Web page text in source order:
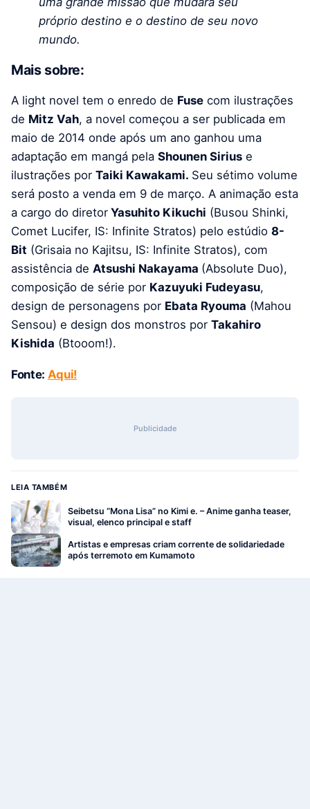
próprio destino e o destino de seu novo
mundo.
Mais sobre:
A light novel tem o enredo de Fuse com ilustrações
de Mitz Vah, a novel começou a ser publicada em
maio de 2014 onde após um ano ganhou uma
adaptação em mangá pela Shounen Sirius e
ilustrações por Taiki Kawakami. Seu sétimo volume
será posto a venda em 9 de março. A animação esta
a cargo do diretor Yasuhito Kikuchi (Busou Shinki,
Comet Lucifer, IS: Infinite Stratos) pelo estúdio 8-
Bit (Grisaia no Kajitsu, IS: Infinite Stratos), com
assistência de Atsushi Nakayama (Absolute Duo),
composição de série por Kazuyuki Fudeyasu,
design de personagens por Ebata Ryouma (Mahou
Sensou) e design dos monstros por Takahiro
Kishida (Btooom!).
Fonte: Aqui!
Publicidade
LEIA TAMBÉM
Seibetsu “Mona Lisa” no Kimi e. – Anime ganha teaser,
visual, elenco principal e staff
Artistas e empresas criam corrente de solidariedade
após terremoto em Kumamoto